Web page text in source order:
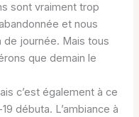
sont vraiment trop
et nous
journée. Mais tous
que demain le
c’est également à ce
débuta. L’ambiance à